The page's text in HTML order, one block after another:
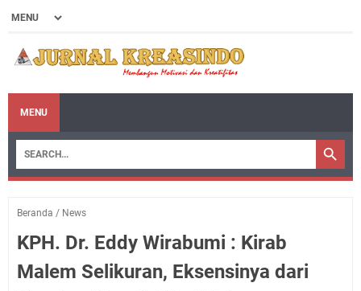
MENU
Beranda / News
KPH. Dr. Eddy Wirabumi : Kirab
Malem Selikuran, Eksensinya dari